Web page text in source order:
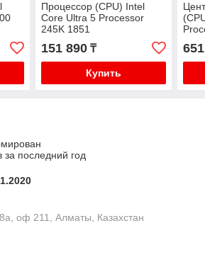
Процессор (CPU) Intel
Core Ultra 5 Processor
245K 1851
151 890₸
Купить
последний год
оф 211, Алматы, Казахстан